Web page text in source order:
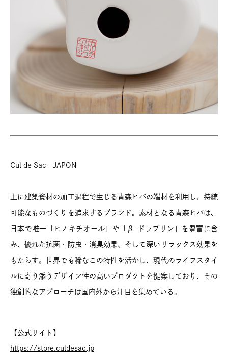
Cul de Sac – JAPON
主に建築資材の加工過程で生じる青森ヒバの端材を利用し、持続
可能なものづくりを追求するブランド。素材となる青森ヒバは、
日本で唯一「ヒノキチオール」や「β-ドラブリン」を豊富に含
み、優れた抗菌・防虫・消臭効果、そして深いリラックス効果を
もたらす。世界でも稀なこの特性を活かし、現代のライフスタイ
ルに寄り添うデザイン性の高いプロダクトを提案しており、その
独創的なアプローチは国内外から注目を集めている。
【公式サイト】
https://store.culdesac.jp